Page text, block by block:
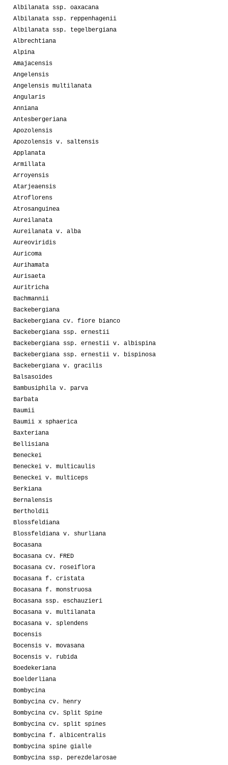
Albilanata ssp. oaxacana
Albilanata ssp. reppenhagenii
Albilanata ssp. tegelbergiana
Albrechtiana
Alpina
Amajacensis
Angelensis
Angelensis multilanata
Angularis
Anniana
Antesbergeriana
Apozolensis
Apozolensis v. saltensis
Applanata
Armillata
Arroyensis
Atarjeaensis
Atroflorens
Atrosanguinea
Aureilanata
Aureilanata v. alba
Aureoviridis
Auricoma
Aurihamata
Aurisaeta
Auritricha
Bachmannii
Backebergiana
Backebergiana cv. fiore bianco
Backebergiana ssp. ernestii
Backebergiana ssp. ernestii v. albispina
Backebergiana ssp. ernestii v. bispinosa
Backebergiana v. gracilis
Balsasoides
Bambusiphila v. parva
Barbata
Baumii
Baumii x sphaerica
Baxteriana
Bellisiana
Beneckei
Beneckei v. multicaulis
Beneckei v. multiceps
Berkiana
Bernalensis
Bertholdii
Blossfeldiana
Blossfeldiana v. shurliana
Bocasana
Bocasana cv. FRED
Bocasana cv. roseiflora
Bocasana f. cristata
Bocasana f. monstruosa
Bocasana ssp. eschauzieri
Bocasana v. multilanata
Bocasana v. splendens
Bocensis
Bocensis v. movasana
Bocensis v. rubida
Boedekeriana
Boelderliana
Bombycina
Bombycina cv. henry
Bombycina cv. Split Spine
Bombycina cv. split spines
Bombycina f. albicentralis
Bombycina spine gialle
Bombycina ssp. perezdelarosae